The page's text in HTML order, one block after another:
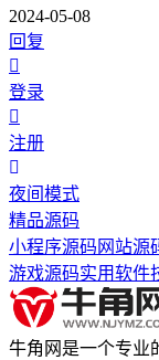
2024-05-08
回复
登录
注册
夜间模式
精品源码
小程序源码 网站源
游戏源码实用软件
牛角网是一个专业